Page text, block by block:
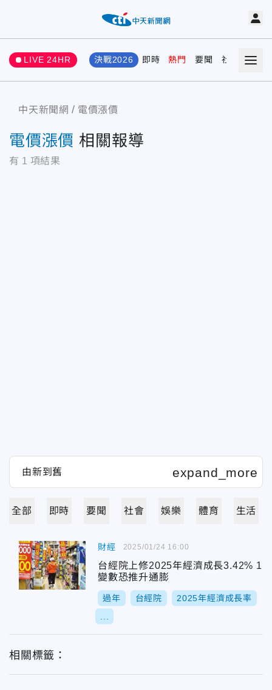
LIVE 24HR 決戰2026 即時 熱門 要聞 社會 娛樂
中天新聞網 電價漲價
電價漲價 相關報導
有 1 項結果
全部 即時 要聞 社會 娛樂 體育 生活
財經
台經院上修2025年經濟成長3.42% 1
變數恐推升通膨
過年 台經院 2025年經濟成長率
2025/01/24 16:00
相關標籤：